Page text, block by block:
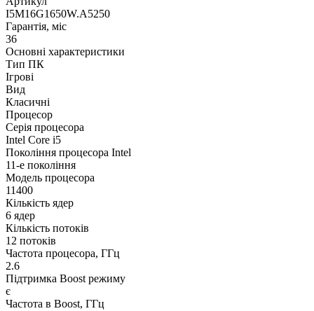
I5M16G1650W.A5250
Гарантія, міс
36
Основні характеристики
Тип ПК
Ігрові
Вид
Класичні
Процесор
Серія процесора
Intel Core i5
Покоління процесора Intel
11-е покоління
Модель процесора
11400
Кількість ядер
6 ядер
Кількість потоків
12 потоків
Частота процесора, ГГц
2.6
Підтримка Boost режиму
є
Частота в Boost, ГГц